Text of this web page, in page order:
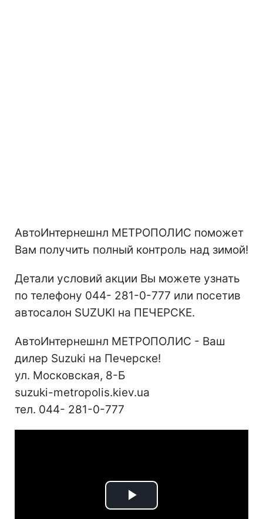
АвтоИнтернешнл МЕТРОПОЛИС поможет
Вам получить полный контроль над зимой!
Детали условий акции Вы можете узнать
по телефону 044- 281-0-777 или посетив
автосалон SUZUKI на ПЕЧЕРСКЕ.
АвтоИнтернешнл МЕТРОПОЛИС - Ваш
дилер Suzuki на Печерске!
ул. Московская, 8-Б
suzuki-metropolis.kiev.ua
тел. 044- 281-0-777
Play